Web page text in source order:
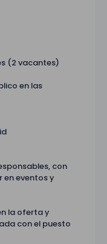
(2 vacantes)
en las
con
eventos y
la oferta y
con el puesto